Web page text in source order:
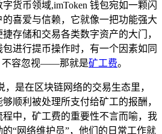
货币领域,imToken 钱包宛如一颗闪
喜爱与信赖，它就像一把功能强大
存储和交易各类数字资产的大门，
包进行提币操作时，有一个因素如同
不容忽视——那就是矿工费。
，是在区块链网络的交易生态里，
顺利被处理所支付给矿工的报酬，
程中，矿工费的重要性不言而喻，我
“网络维护员”，他们的日常工作就